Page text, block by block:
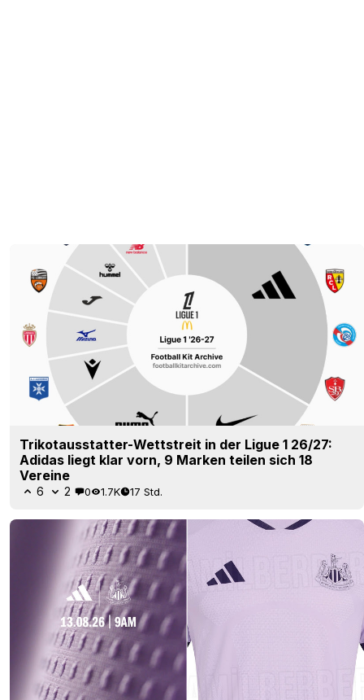
Trikotausstatter-Wettstreit in der Ligue 1 26/27:
Adidas liegt klar vorn, 9 Marken teilen sich 18
Vereine
6 2 0 1.7K 17 Std.